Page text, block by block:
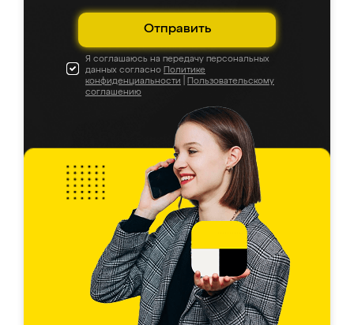
Отправить
Я соглашаюсь на передачу персональных
данных согласно Политике
конфиденциальности
Пользовательскому
соглашению